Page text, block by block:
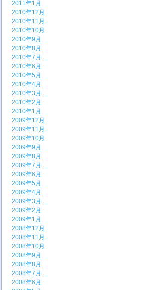
2011年1月
2010年12月
2010年11月
2010年10月
2010年9月
2010年8月
2010年7月
2010年6月
2010年5月
2010年4月
2010年3月
2010年2月
2010年1月
2009年12月
2009年11月
2009年10月
2009年9月
2009年8月
2009年7月
2009年6月
2009年5月
2009年4月
2009年3月
2009年2月
2009年1月
2008年12月
2008年11月
2008年10月
2008年9月
2008年8月
2008年7月
2008年6月